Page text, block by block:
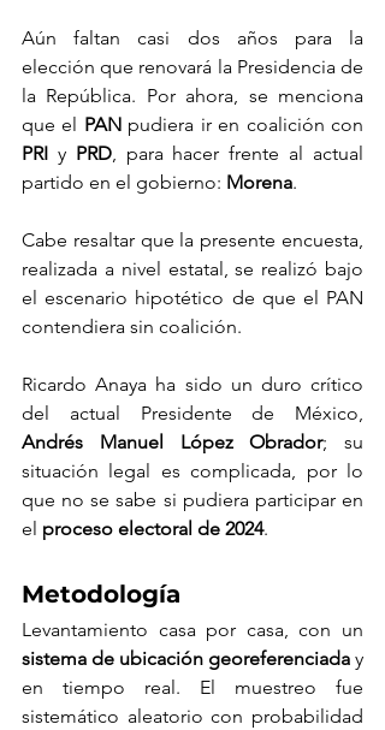
Aún faltan casi dos años para la
elección que renovará la Presidencia de
la República. Por ahora, se menciona
que el PAN
PRI y PRD, para hacer frente al actual
partido en el gobierno: Morena.
Cabe resaltar que la presente encuesta,
realizada a nivel estatal, se realizó bajo
el escenario hipotético de que el PAN
contendiera sin coalición.
Ricardo Anaya ha sido un duro crítico
Andrés Manuel López Obrador; su
situación legal es complicada, por lo
que no se sabe si pudiera participar en
el proceso electoral de 2024.
Metodología
sistema de ubicación georeferenciada y
en tiempo real. El muestreo fue
sistemático aleatorio con probabilidad